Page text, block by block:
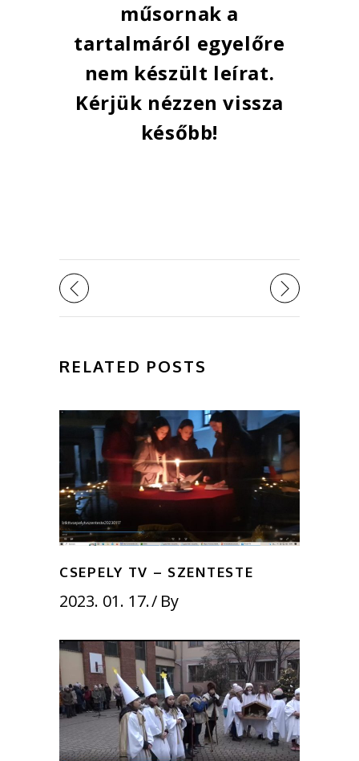
műsornak a
tartalmáról egyelőre
nem készült leírat.
Kérjük nézzen vissza
később!
RELATED POSTS
CSEPELY TV – SZENTESTE
2023. 01. 17. By